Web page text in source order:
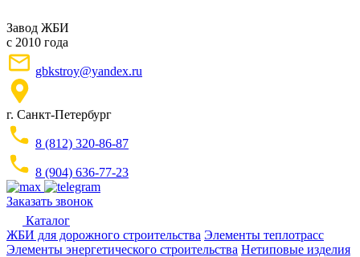
Завод ЖБИ
с 2010 года
gbkstroy@yandex.ru
г. Санкт-Петербург
8 (812) 320-86-87
8 (904) 636-77-23
Заказать звонок
Каталог
ЖБИ для дорожного строительства Элементы теплотрасс
Элементы энергетического строительства Нетиповые изделия